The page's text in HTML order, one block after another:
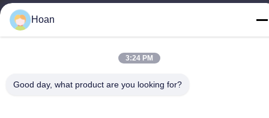
Cina Buona qualità Ammortizzatore di vibrazioni del cavo
Tutti i diritti riservati.
Hoan
3:24 PM
Good day, what product are you looking for?